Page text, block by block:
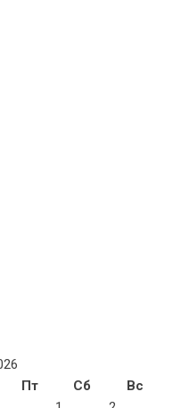
Пт Сб
Вс